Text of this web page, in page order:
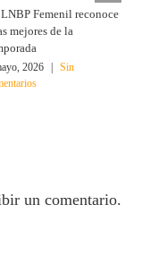
Femenil reconoce
mejores de la
2026
Sin
un comentario.